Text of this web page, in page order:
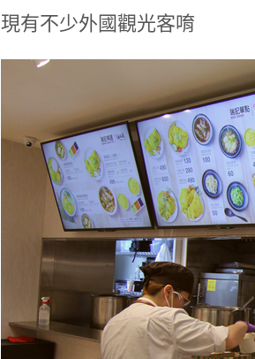
現有不少外國觀光客唷